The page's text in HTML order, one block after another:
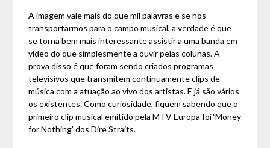
A imagem vale mais do que mil palavras e se nos
transportarmos para o campo musical, a verdade é que
se torna bem mais interessante assistir a uma banda em
vídeo do que simplesmente a ouvir pelas colunas. A
prova disso é que foram sendo criados programas
televisivos que transmitem continuamente clips de
música com a atuação ao vivo dos artistas. E já são vários
os existentes. Como curiosidade, fiquem sabendo que o
primeiro clip musical emitido pela MTV Europa foi ‘Money
for Nothing’ dos Dire Straits.